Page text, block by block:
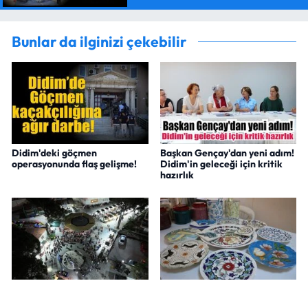
Bunlar da ilginizi çekebilir
Didim'deki göçmen
operasyonunda flaş gelişme!
Başkan Gençay'dan yeni adım!
Didim'in geleceği için kritik
hazırlık